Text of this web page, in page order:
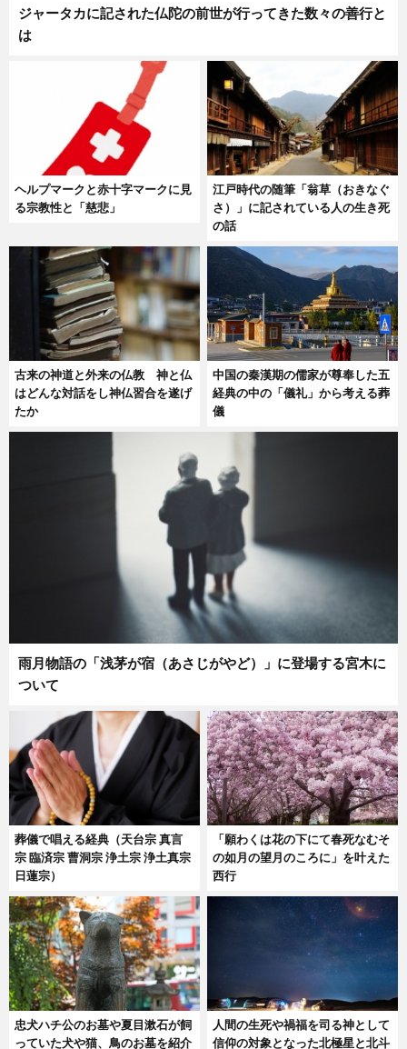
ジャータカに記された仏陀の前世が行ってきた数々の善行と
は
ヘルプマークと赤十字マークに見
る宗教性と「慈悲」
江戸時代の随筆「翁草（おきなぐ
さ）」に記されている人の生き死
の話
古来の神道と外来の仏教 神と仏
はどんな対話をし神仏習合を遂げ
たか
中国の秦漢期の儒家が尊奉した五
経典の中の「儀礼」から考える葬
儀
雨月物語の「浅茅が宿（あさじがやど）」に登場する宮木に
ついて
葬儀で唱える経典（天台宗 真言
宗 臨済宗 曹洞宗 浄土宗 浄土真宗
日蓮宗）
「願わくは花の下にて春死なむそ
の如月の望月のころに」を叶えた
西行
忠犬ハチ公のお墓や夏目漱石が飼
っていた犬や猫、鳥のお墓を紹介
人間の生死や禍福を司る神として
信仰の対象となった北極星と北斗